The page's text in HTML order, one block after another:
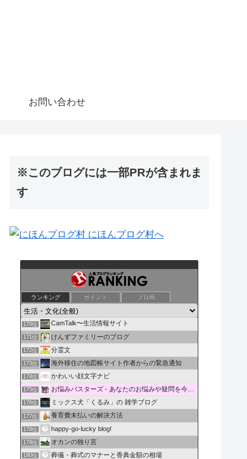
お問い合わせ
※このブログには一部PRが含まれま
す
ランキング ポイント ブロ画
168位 大福帳
169位 ことほぎの風
170位 CamTalk〜生活情報サイト
171位 けんずファミリーのブログ
172位 分霊文
173位 海外移住の地図帳サイト作者からの緊急通知
174位 かわいい顔文字ナビ
175位 お悩みバスターズ - あなたのお悩みや疑問を今すぐ解決！
176位 ミックス犬「くるみ」の 雑学ブログ
177位 養育費未払いの解決方法
178位 happy-go-lucky blog!
179位 オカンの独り言
180位 葬儀・葬式のマナーと香典金額の相場